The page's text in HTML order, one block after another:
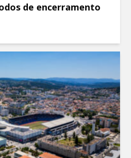
de encerramento